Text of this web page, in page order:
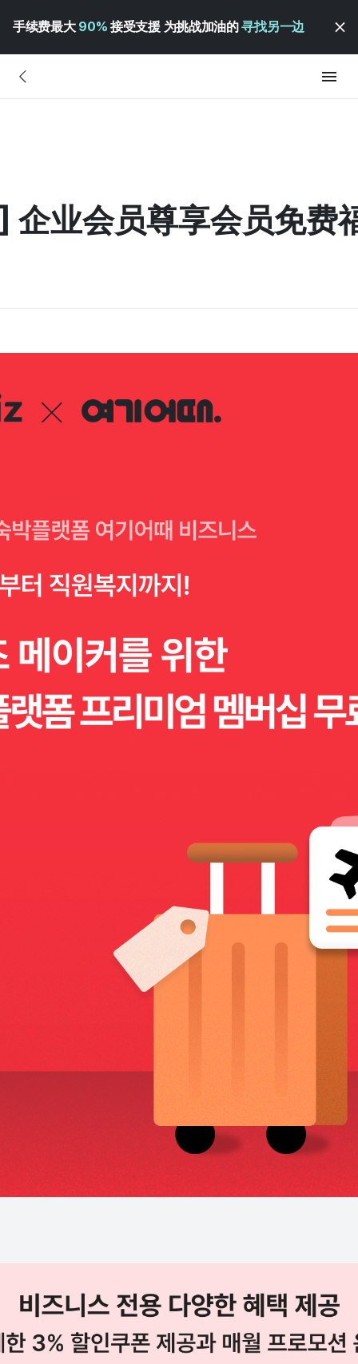
手续费最大 90% 接受支援 为挑战加油的寻找另一边
业会员尊享会员免费